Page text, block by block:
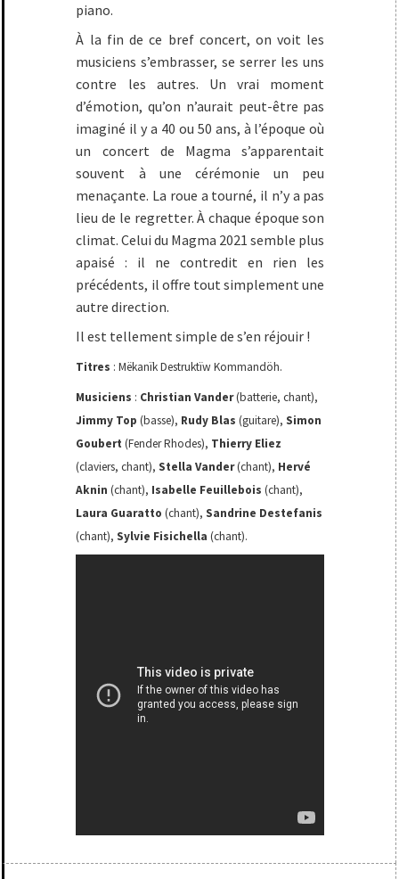
piano.
À la fin de ce bref concert, on voit les
musiciens s’embrasser, se serrer les uns
contre les autres. Un vrai moment
d’émotion, qu’on n’aurait peut-être pas
imaginé il y a 40 ou 50 ans, à l’époque où
un concert de Magma s’apparentait
souvent à une cérémonie un peu
menaçante. La roue a tourné, il n’y a pas
lieu de le regretter. À chaque époque son
climat. Celui du Magma 2021 semble plus
apaisé : il ne contredit en rien les
précédents, il offre tout simplement une
autre direction.
Il est tellement simple de s’en réjouir !
Titres : Mëkanïk Destruktïw Kommandöh.
Musiciens : Christian Vander(batterie, chant),
Jimmy Top (basse), Rudy Blas (guitare), Simon
Goubert (Fender Rhodes), Thierry Eliez
(claviers, chant), Stella Vander(chant), Hervé
Aknin (chant), Isabelle Feuillebois (chant),
Laura Guaratto (chant), Sandrine Destefanis
(chant), Sylvie Fisichella (chant).